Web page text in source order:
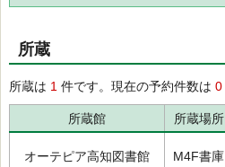
所蔵
所蔵は 1 件です。現在の予約件数は 0
所蔵館 所蔵場所
オーテピア高知図書館 M4F書庫